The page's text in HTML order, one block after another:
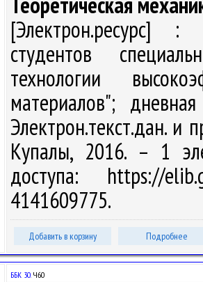
[Электрон.ресурс] :
студентов
технологии
материалов";
Электрон.текст.дан. и
Купалы, 2016. – 1
доступа: https://
4141609775.
Добавить в корзину Подробнее
ББК 30.Ч60